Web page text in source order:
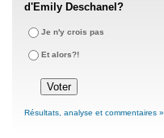
d'Emily Deschanel?
Je n'y crois pas
Et alors?!
Résultats, analyse et commentaires »